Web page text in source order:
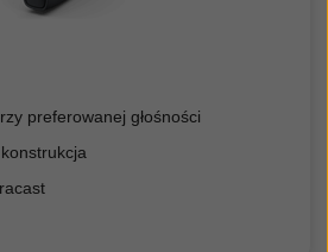
preferowanej głośności